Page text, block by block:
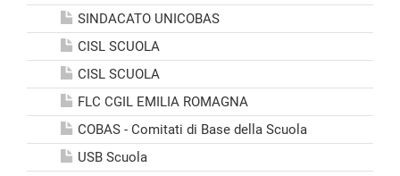
SINDACATO UNICOBAS
CISL SCUOLA
CISL SCUOLA
FLC CGIL EMILIA ROMAGNA
COBAS - Comitati di Base della Scuola
USB Scuola